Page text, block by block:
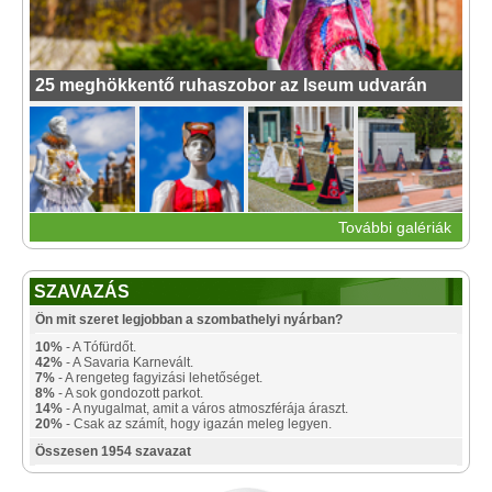
25 meghökkentő ruhaszobor az Iseum udvarán
További galériák
SZAVAZÁS
Ön mit szeret legjobban a szombathelyi nyárban?
10% - A Tófürdőt.
42% - A Savaria Karnevált.
7% - A rengeteg fagyizási lehetőséget.
8% - A sok gondozott parkot.
14% - A nyugalmat, amit a város atmoszférája áraszt.
20% - Csak az számít, hogy igazán meleg legyen.
Összesen 1954 szavazat